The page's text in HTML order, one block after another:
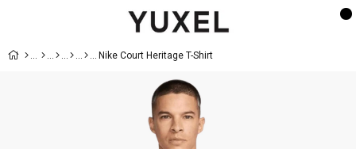
Nike Court Heritage T-Shirt